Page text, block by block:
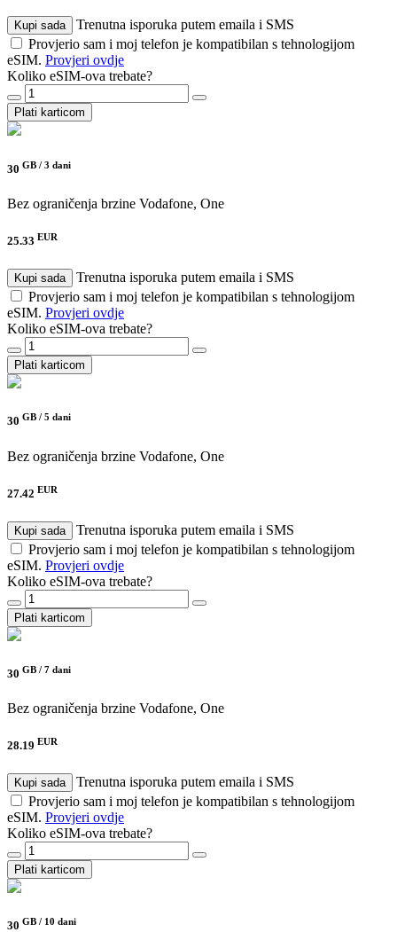
Kupi sada
Trenutna isporuka putem emaila i SMS
Provjerio sam i moj telefon je kompatibilan s tehnologijom
eSIM. Provjeri ovdje
Koliko eSIM-ova trebate?
Plati karticom
30 GB / 3 dani
Bez ograničenja brzine Vodafone, One
25.33 EUR
Kupi sada
Trenutna isporuka putem emaila i SMS
Provjerio sam i moj telefon je kompatibilan s tehnologijom
eSIM. Provjeri ovdje
Koliko eSIM-ova trebate?
Plati karticom
30 GB / 5 dani
Bez ograničenja brzine Vodafone, One
27.42 EUR
Kupi sada
Trenutna isporuka putem emaila i SMS
Provjerio sam i moj telefon je kompatibilan s tehnologijom
eSIM. Provjeri ovdje
Koliko eSIM-ova trebate?
Plati karticom
30 GB / 7 dani
Bez ograničenja brzine Vodafone, One
28.19 EUR
Kupi sada
Trenutna isporuka putem emaila i SMS
Provjerio sam i moj telefon je kompatibilan s tehnologijom
eSIM. Provjeri ovdje
Koliko eSIM-ova trebate?
Plati karticom
30 GB / 10 dani